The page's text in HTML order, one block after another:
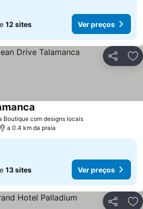
12 sites Ver preços
Partilhar
Boutique com designs locaisVer preços
a 0.4 km da praia
13 sites Ver preços
Partilhar